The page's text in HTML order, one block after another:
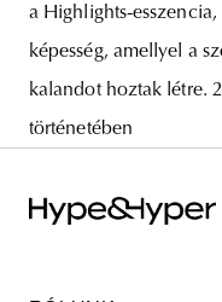
a Highlights-
képesség, amellyel a
kalandot hoztak létre.
történetében